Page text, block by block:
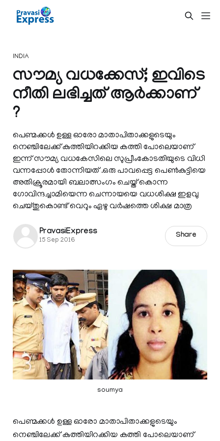
INDIA
സൗമ്യ വധക്കേസ്; ഇവിടെ
നീതി ലഭിച്ചത് ആര്‍ക്കാണ്
?
പെണ്മക്കള്‍ ഉള്ള ഓരോ മാതാപിതാക്കളുടെയും
നെഞ്ചിലേക്ക് കുത്തിയിറക്കിയ കത്തി പോലെയാണ്
ഇന്ന് സൗമ്യ വധകേസിലെ സുപ്രീംകോടതിയുടെ വിധി
വന്നപ്പോള്‍ തോന്നിയത് .ഒരു പാവപ്പെട്ട പെണ്‍കുട്ടിയെ
അതിക്രൂരമായി ബലാത്സംഗം ചെയ്ത് കൊന്ന
ഗോവിന്ദച്ചാമിയെന്ന ചെന്നായയെ വധശിക്ഷ ഇളവു
ചെയ്തുകൊണ്ട് വെറും ഏഴു വര്‍ഷത്തെ ശിക്ഷ മാത്ര
PravasiExpress
15 Sep 2016
Share
soumya
പെണ്മക്കള്‍ ഉള്ള ഓരോ മാതാപിതാക്കളുടെയും
നെഞ്ചിലേക്ക് കുത്തിയിറക്കിയ കത്തി പോലെയാണ്